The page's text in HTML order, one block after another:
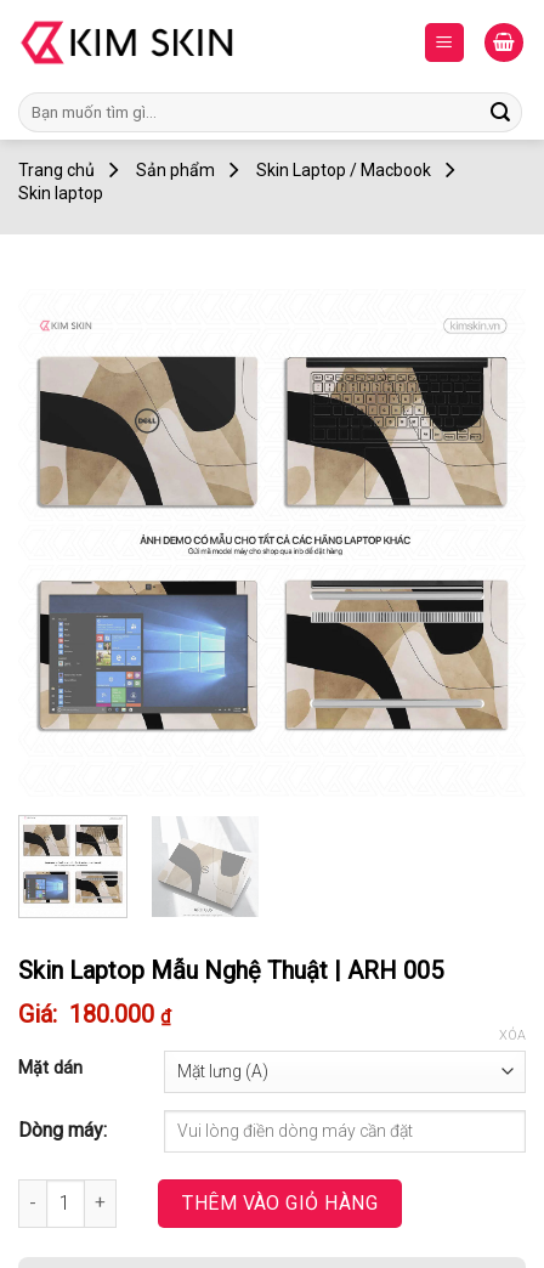
Skip
Tìm
kiếm:
Trang chủ Sản phẩm
Skin Laptop / Macbook
Skin laptop
Skin Laptop Mẫu Nghệ Thuật | ARH 005
180.000 ₫
Mặt dán
XÓA
Dòng máy:
Skin Laptop Mẫu Nghệ Thuật | ARH 005 số lượng
THÊM VÀO GIỎ HÀNG